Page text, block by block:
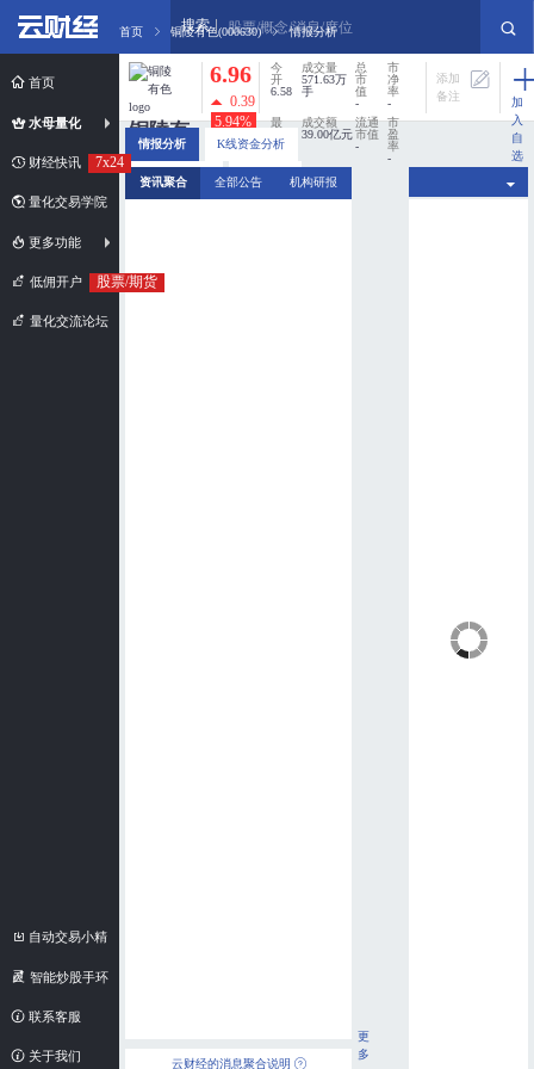
首页
水母量化
财经快讯 7x24
量化交易学院
更多功能
低佣开户 股票/期货
量化交流论坛
自动交易小精
灵 智能炒股手环
联系客服
关于我们
首页 铜陵有色(000630) 情报分析
搜索 股票/概念/消息/席位
铜陵有
色
000630
6.96
0.39
5.94%
今
开
6.58
成交量
571.63万
手
总
市
值
-
市
净
率
-
最
6.98
成交额
39.00亿元
流通
市值
-
市
盈
率
-
6.52
换手率
0%
添加
备注
加
入
自
选
情报分析 K线资金分析
分时资金分析 新闻扫描
资讯聚合 全部公告 机构研报
云财经的消息聚合说明
更
多